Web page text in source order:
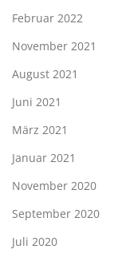
Februar 2022
November 2021
August 2021
Juni 2021
März 2021
Januar 2021
November 2020
September 2020
Juli 2020